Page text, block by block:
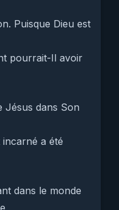
Puisque Dieu est
pourrait-Il avoir
Jésus dans Son
incarné a été
dans le monde